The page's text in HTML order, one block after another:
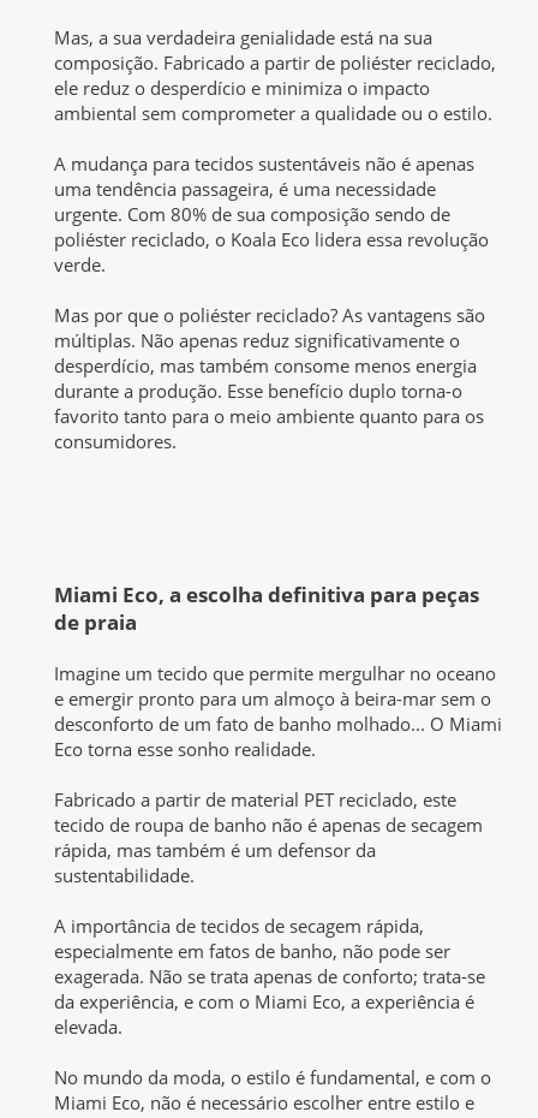
Mas, a sua verdadeira genialidade está na sua
composição. Fabricado a partir de poliéster reciclado,
ele reduz o desperdício e minimiza o impacto
ambiental sem comprometer a qualidade ou o estilo.
A mudança para tecidos sustentáveis não é apenas
uma tendência passageira, é uma necessidade
urgente. Com 80% de sua composição sendo de
poliéster reciclado, o Koala Eco lidera essa revolução
verde.
Mas por que o poliéster reciclado? As vantagens são
múltiplas. Não apenas reduz significativamente o
desperdício, mas também consome menos energia
durante a produção. Esse benefício duplo torna-o
favorito tanto para o meio ambiente quanto para os
consumidores.
Miami Eco, a escolha definitiva para peças
de praia
Imagine um tecido que permite mergulhar no oceano
e emergir pronto para um almoço à beira-mar sem o
desconforto de um fato de banho molhado... O Miami
Eco torna esse sonho realidade.
Fabricado a partir de material PET reciclado, este
tecido de roupa de banho não é apenas de secagem
rápida, mas também é um defensor da
sustentabilidade.
A importância de tecidos de secagem rápida,
especialmente em fatos de banho, não pode ser
exagerada. Não se trata apenas de conforto; trata-se
da experiência, e com o Miami Eco, a experiência é
elevada.
No mundo da moda, o estilo é fundamental, e com o
Miami Eco, não é necessário escolher entre estilo e